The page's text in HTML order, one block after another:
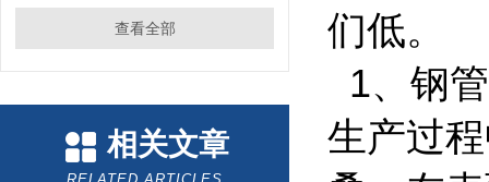
查看全部
相关文章
们低。
1、钢
生产过